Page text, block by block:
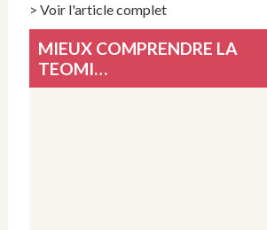
> Voir l'article complet
MIEUX COMPRENDRE LA
TEOMI…